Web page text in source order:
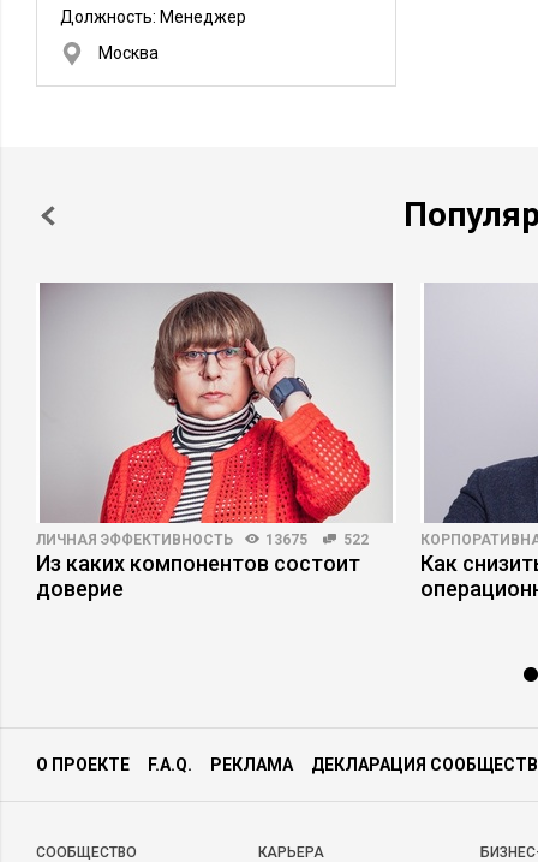
Должность: Менеджер
Москва
ЛИЧНАЯ ЭФФЕКТИВНОСТЬ 13675 522
Из каких компонентов состоит
доверие
Как
О ПРОЕКТЕ F.A.Q. РЕКЛАМА ДЕКЛАРАЦИЯ
CООБЩЕСТВО КАРЬЕРА